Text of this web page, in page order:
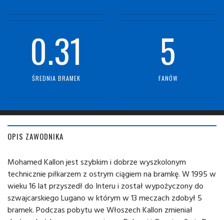
0.31
ŚREDNIA BRAMEK
5
FANÓW
OPIS ZAWODNIKA
Mohamed Kallon jest szybkim i dobrze wyszkolonym
technicznie piłkarzem z ostrym ciągiem na bramkę. W 1995 w
wieku 16 lat przyszedł do Interu i został wypożyczony do
szwajcarskiego Lugano w którym w 13 meczach zdobył 5
bramek. Podczas pobytu we Włoszech Kallon zmieniał